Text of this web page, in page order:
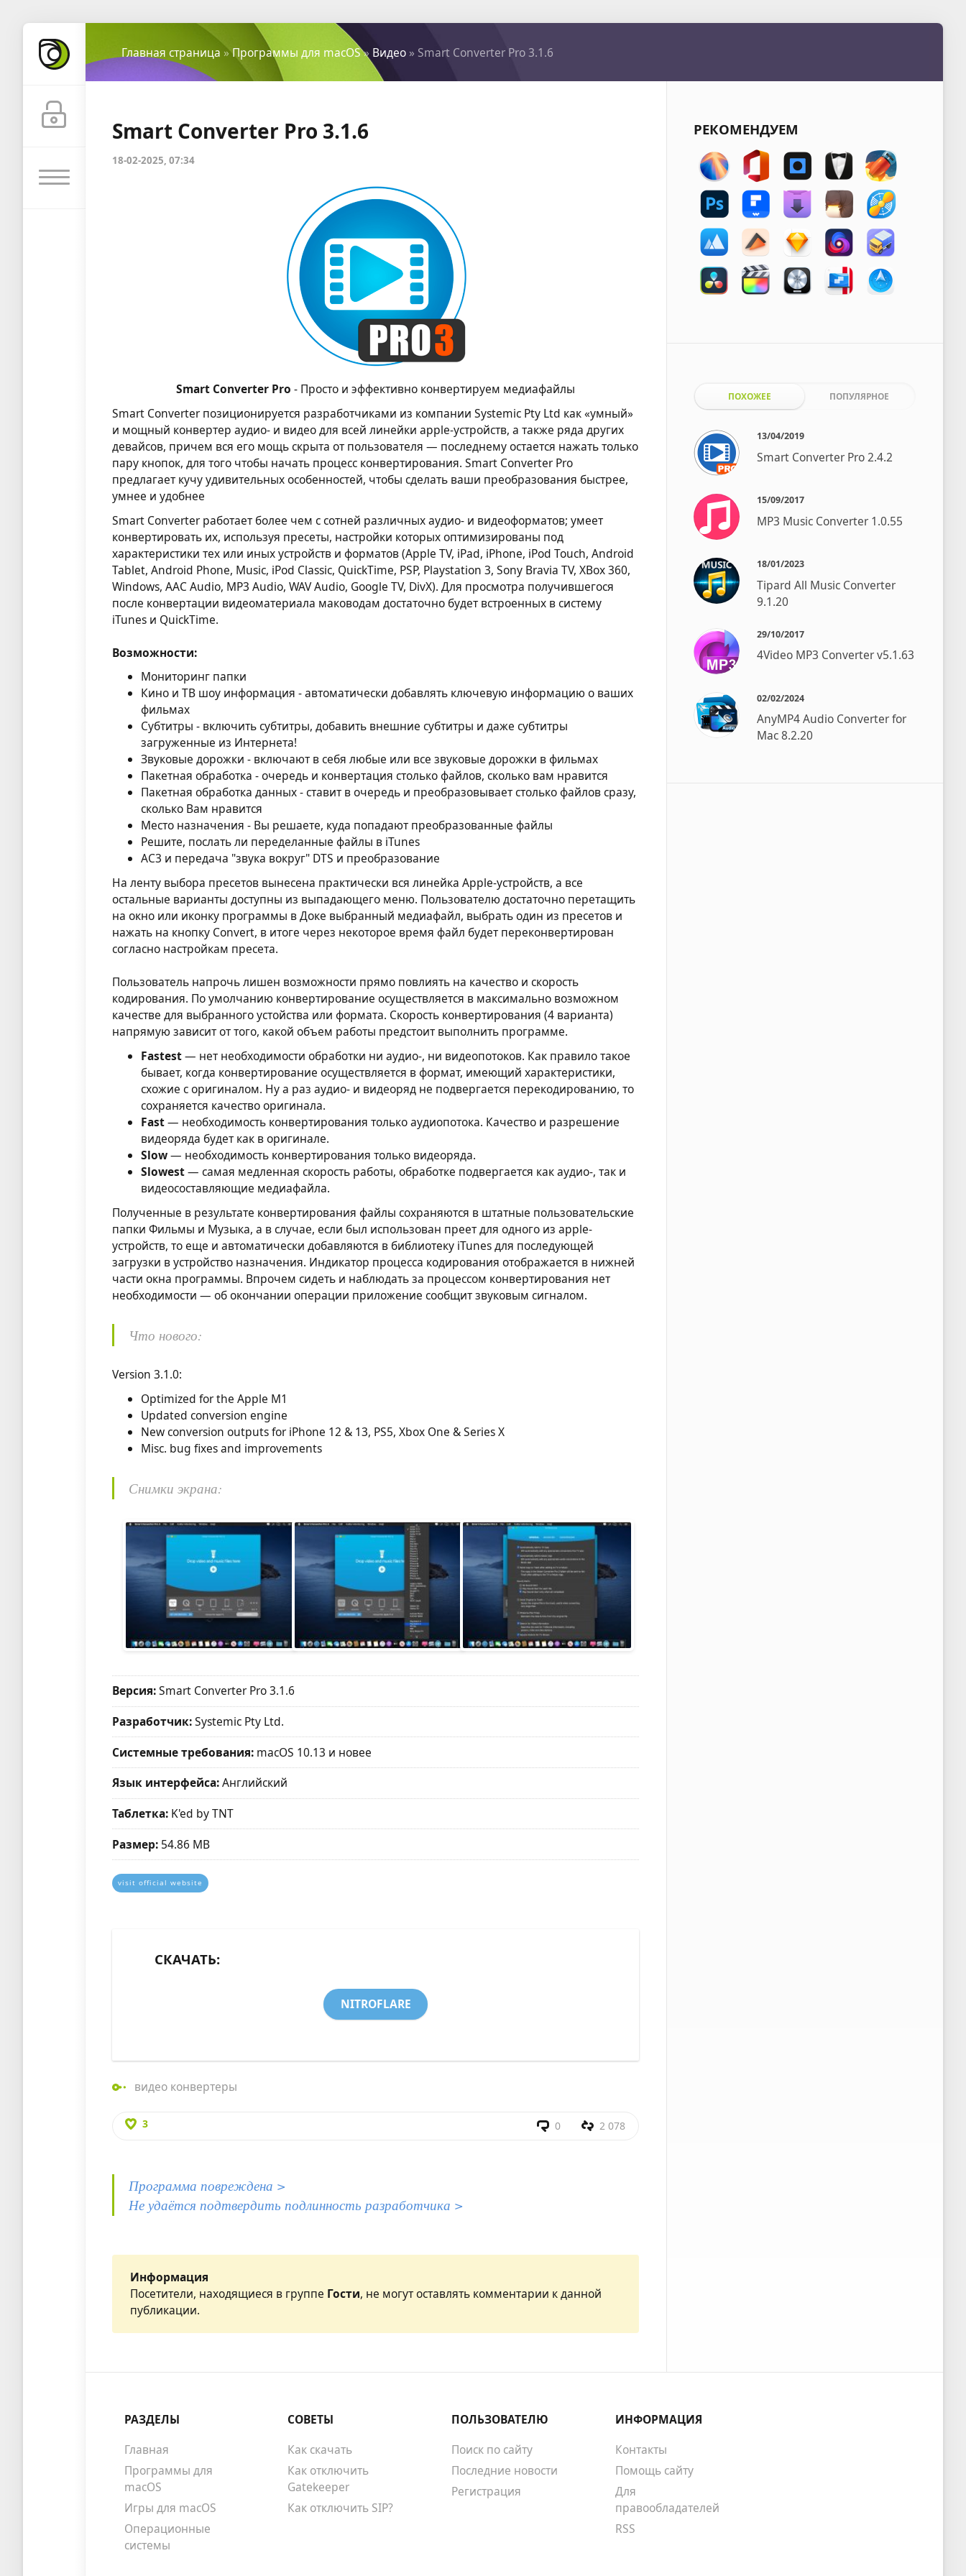
Главная страница »Программы для macOS» Видео» Smart Converter Pro 3.1.6
Smart Converter Pro 3.1.6
18-02-2025, 07:34
Smart Converter Pro - Просто и эффективно конвертируем медиафайлы
Smart Converter позиционируется разработчиками из компании Systemic Pty Ltd как «умный»
и мощный конвертер аудио- и видео для всей линейки apple-устройств, а также ряда других
девайсов, причем вся его мощь скрыта от пользователя — последнему остается нажать только
пару кнопок, для того чтобы начать процесс конвертирования. Smart Converter Pro
предлагает кучу удивительных особенностей, чтобы сделать ваши преобразования быстрее,
умнее и удобнее
Smart Converter работает более чем с сотней различных аудио- и видеоформатов; умеет
конвертировать их, используя пресеты, настройки которых оптимизированы под
характеристики тех или иных устройств и форматов (Apple TV, iPad, iPhone, iPod Touch, Android
Tablet, Android Phone, Music, iPod Classic, QuickTime, PSP, Playstation 3, Sony Bravia TV, XBox 360,
Windows, AAC Audio, MP3 Audio, WAV Audio, Google TV, DivX). Для просмотра получившегося
после конвертации видеоматериала маководам достаточно будет встроенных в систему
iTunes и QuickTime.
Возможности:
Мониторинг папки
Кино и ТВ шоу информация - автоматически добавлять ключевую информацию о ваших
фильмах
Субтитры - включить субтитры, добавить внешние субтитры и даже субтитры
загруженные из Интернета!
Звуковые дорожки - включают в себя любые или все звуковые дорожки в фильмах
Пакетная обработка - очередь и конвертация столько файлов, сколько вам нравится
Пакетная обработка данных - ставит в очередь и преобразовывает столько файлов сразу,
сколько Вам нравится
Место назначения - Вы решаете, куда попадают преобразованные файлы
Решите, послать ли переделанные файлы в iTunes
AC3 и передача "звука вокруг" DTS и преобразование
На ленту выбора пресетов вынесена практически вся линейка Apple-устройств, а все
остальные варианты доступны из выпадающего меню. Пользователю достаточно перетащить
на окно или иконку программы в Доке выбранный медиафайл, выбрать один из пресетов и
нажать на кнопку Convert, в итоге через некоторое время файл будет переконвертирован
согласно настройкам пресета.
Пользователь напрочь лишен возможности прямо повлиять на качество и скорость
кодирования. По умолчанию конвертирование осуществляется в максимально возможном
качестве для выбранного устойства или формата. Скорость конвертирования (4 варианта)
напрямую зависит от того, какой объем работы предстоит выполнить программе.
Fastest— нет необходимости обработки ни аудио-, ни видеопотоков. Как правило такое
бывает, когда конвертирование осуществляется в формат, имеющий характеристики,
схожие с оригиналом. Ну а раз аудио- и видеоряд не подвергается перекодированию, то
сохраняется качество оригинала.
Fast— необходимость конвертирования только аудиопотока. Качество и разрешение
видеоряда будет как в оригинале.
Slow— необходимость конвертирования только видеоряда.
Slowest— самая медленная скорость работы, обработке подвергается как аудио-, так и
видеосоставляющие медиафайла.
Полученные в результате конвертирования файлы сохраняются в штатные пользовательские
папки Фильмы и Музыка, а в случае, если был использован преет для одного из apple-
устройств, то еще и автоматически добавляются в библиотеку iTunes для последующей
загрузки в устройство назначения. Индикатор процесса кодирования отображается в нижней
части окна программы. Впрочем сидеть и наблюдать за процессом конвертирования нет
необходимости — об окончании операции приложение сообщит звуковым сигналом.
Что нового:
Version 3.1.0:
Optimized for the Apple M1
Updated conversion engine
New conversion outputs for iPhone 12 & 13, PS5, Xbox One & Series X
Misc. bug fixes and improvements
Снимки экрана:
Версия:Smart Converter Pro 3.1.6
Разработчик:Systemic Pty Ltd.
Системные требования: macOS 10.13 и новее
Язык интерфейса:Английский
Таблетка: K'ed by TNT
Размер: 54.86 MB
visit official website
СКАЧАТЬ:
NITROFLARE
видео конвертеры
3 0 2 078
Программа повреждена >
Не удаётся подтвердить подлинность разработчика >
Информация
Посетители, находящиеся в группе Гости, не могут оставлять комментарии к данной
публикации.
РЕКОМЕНДУЕМ
ПОХОЖЕЕ ПОПУЛЯРНОЕ
13/04/2019
Smart Converter Pro 2.4.2
15/09/2017
MP3 Music Converter 1.0.55
18/01/2023
Tipard All Music Converter
9.1.20
29/10/2017
4Video MP3 Converter v5.1.63
02/02/2024
AnyMP4 Audio Converter for
Mac 8.2.20
РАЗДЕЛЫ
Главная
Программы для
macOS
Игры для macOS
Операционные
системы
СОВЕТЫ
Как скачать
Как отключить
Gatekeeper
Как отключить SIP?
ПОЛЬЗОВАТЕЛЮ
Поиск по сайту
Последние новости
Регистрация
ИНФОРМАЦИЯ
Контакты
Помощь сайту
Для
правообладателей
RSS